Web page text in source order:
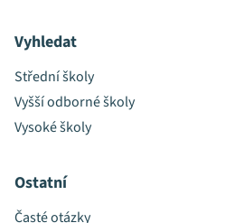
Vyhledat
Střední školy
Vyšší odborné školy
Vysoké školy
Ostatní
Časté otázky